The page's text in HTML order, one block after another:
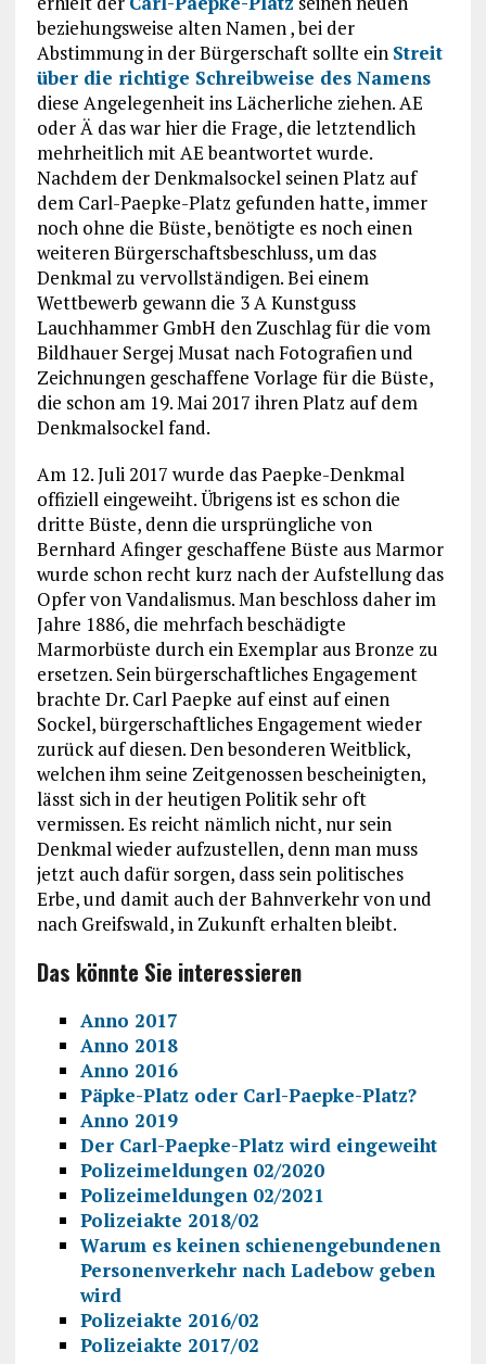
beziehungsweise alten Namen , bei der
Abstimmung in der Bürgerschaft sollte ein Streit
über die richtige Schreibweise des Namens
diese Angelegenheit ins Lächerliche ziehen. AE
oder Ä das war hier die Frage, die letztendlich
mehrheitlich mit AE beantwortet wurde.
Nachdem der Denkmalsockel seinen Platz auf
dem Carl-Paepke-Platz gefunden hatte, immer
noch ohne die Büste, benötigte es noch einen
weiteren Bürgerschaftsbeschluss, um das
Denkmal zu vervollständigen. Bei einem
Wettbewerb gewann die 3 A Kunstguss
Lauchhammer GmbH den Zuschlag für die vom
Bildhauer Sergej Musat nach Fotografien und
Zeichnungen geschaffene Vorlage für die Büste,
die schon am 19. Mai 2017 ihren Platz auf dem
Denkmalsockel fand.
Am 12. Juli 2017 wurde das Paepke-Denkmal
offiziell eingeweiht. Übrigens ist es schon die
dritte Büste, denn die ursprüngliche von
Bernhard Afinger geschaffene Büste aus Marmor
wurde schon recht kurz nach der Aufstellung das
Opfer von Vandalismus. Man beschloss daher im
Jahre 1886, die mehrfach beschädigte
Marmorbüste durch ein Exemplar aus Bronze zu
ersetzen. Sein bürgerschaftliches Engagement
brachte Dr. Carl Paepke auf einst auf einen
Sockel, bürgerschaftliches Engagement wieder
zurück auf diesen. Den besonderen Weitblick,
welchen ihm seine Zeitgenossen bescheinigten,
lässt sich in der heutigen Politik sehr oft
vermissen. Es reicht nämlich nicht, nur sein
Denkmal wieder aufzustellen, denn man muss
jetzt auch dafür sorgen, dass sein politisches
Erbe, und damit auch der Bahnverkehr von und
nach Greifswald, in Zukunft erhalten bleibt.
Das könnte Sie interessieren
Anno 2017
Anno 2018
Anno 2016
Päpke-Platz oder Carl-Paepke-Platz?
Anno 2019
Der Carl-Paepke-Platz wird eingeweiht
Polizeimeldungen 02/2020
Polizeimeldungen 02/2021
Polizeiakte 2018/02
Warum es keinen schienengebundenen
Personenverkehr nach Ladebow geben
wird
Polizeiakte 2016/02
Polizeiakte 2017/02